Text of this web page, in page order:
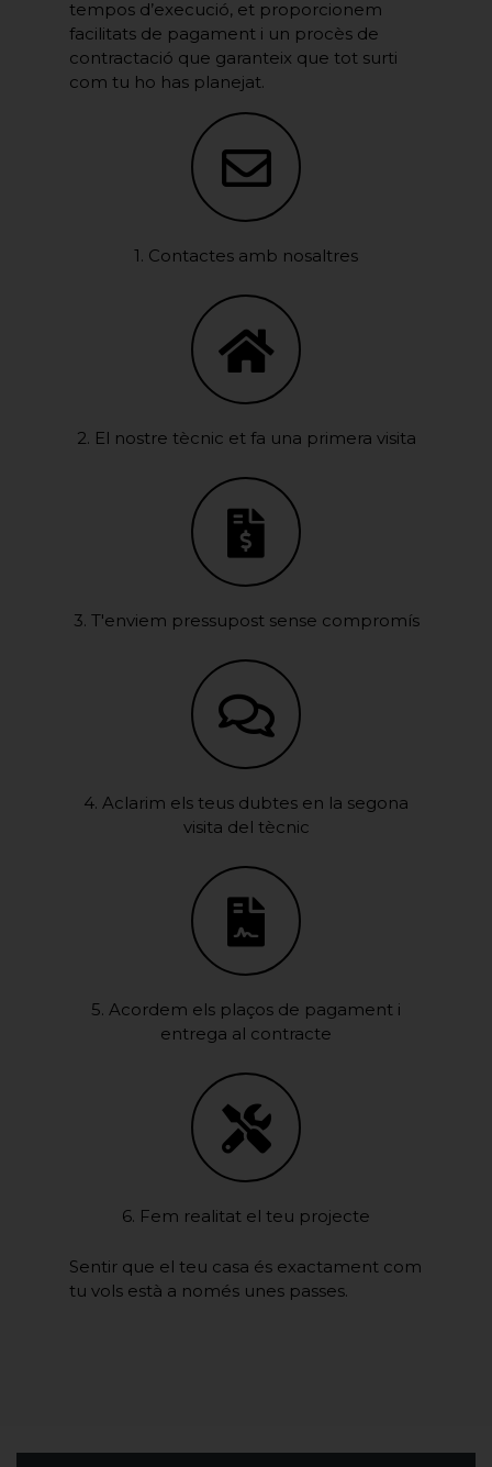
tempos d’execució, et proporcionem
facilitats de pagament i un procès de
contractació que garanteix que tot surti
com tu ho has planejat.
1. Contactes amb nosaltres
2. El nostre tècnic et fa una primera visita
3. T'enviem pressupost sense compromís
4. Aclarim els teus dubtes en la segona
visita del tècnic
5. Acordem els plaços de pagament i
entrega al contracte
6. Fem realitat el teu projecte
Sentir que el teu casa és exactament com
tu vols està a només unes passes.